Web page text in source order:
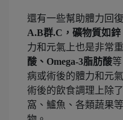
還有一些幫助體力回
A.B群.C，礦物質如鋅
力和元氣上也是非常
酸、Omega-3脂肪酸
病或術後的體力和元
術後的飲食調理上除
窩、鱸魚、各類蔬果